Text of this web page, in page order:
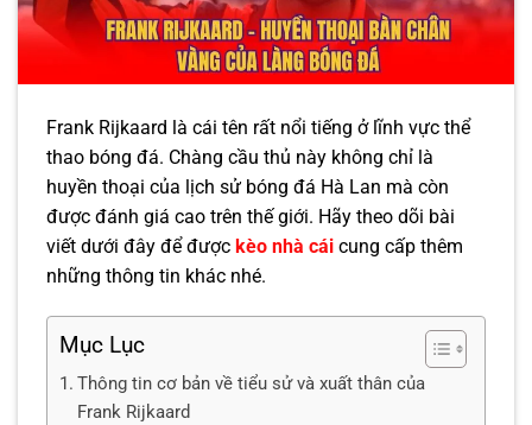
Frank Rijkaard là cái tên rất nổi tiếng ở lĩnh vực thể
thao bóng đá. Chàng cầu thủ này không chỉ là
huyền thoại của lịch sử bóng đá Hà Lan mà còn
được đánh giá cao trên thế giới. Hãy theo dõi bài
viết dưới đây để được kèo nhà cái cung cấp thêm
những thông tin khác nhé.
Mục Lục
Thông tin cơ bản về tiểu sử và xuất thân của
Frank Rijkaard